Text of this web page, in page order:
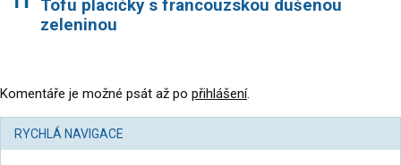
Tofu placičky s francouzskou dušenou
zeleninou
Komentáře je možné psát až po přihlášení.
RYCHLÁ NAVIGACE